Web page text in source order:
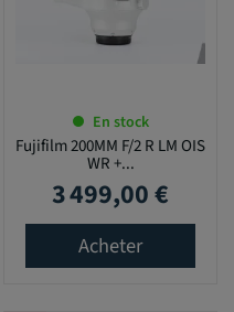
En stock
Fujifilm 200MM F/2 R LM OIS
WR +...
Prix
3 499,00 €
Acheter